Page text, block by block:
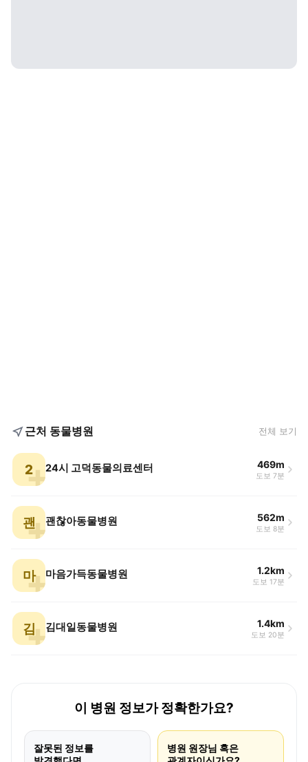
근처 동물병원 전체 보기
2 24시 고덕동물의료센터 469m
도보 7분
괜 괜찮아동물병원 562m
도보 8분
마 마음가득동물병원 1.2km
도보 17분
김 김대일동물병원 1.4km
도보 20분
이 병원 정보가 정확한가요?
잘못된 정보를
병원 원장님 혹은